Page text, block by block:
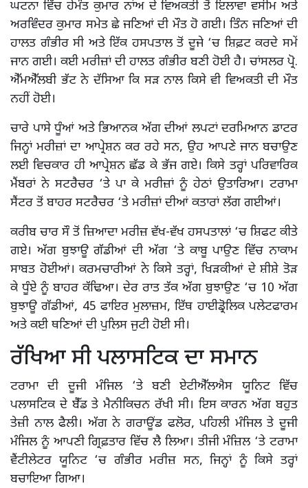
ਘਟਨਾ ਵਿੱਚ ਹੇਮੰਤ ਕੁਮਾਰ ਨਾਂਅ ਦੇ ਵਿਅਕਤੀ ਤੋਂ ਇਲਾਵਾ ਵਸੀਮ ਅਤੇ
ਅਰਵਿੰਦਰ ਕੁਮਾਰ ਸਮੇਤ ਛੇ ਜਣਿਆਂ ਦੀ ਮੌਤ ਹੋ ਗਈ। ਤਿੰਨ ਜਣਿਆਂ ਦੀ
ਹਾਲਤ ਗੰਭੀਰ ਸੀ ਅਤੇ ਇੱਕ ਹਸਪਤਾਲ ਤੋਂ ਦੂਜੇ ‘ਚ ਸ਼ਿਫ਼ਟ ਕਰਦੇ ਸਮੇਂ
ਜਾਨ ਗਈ। ਕਈ ਮਰੀਜ਼ਾਂ ਦੀ ਹਾਲਤ ਗੰਭੀਰ ਬਣੀ ਹੋਈ ਹੈ। ਚਾਂਸਲਰ ਪ੍ਰੋ.
ਐੱਮਐੱਲਬੀ ਭੱਟ ਨੇ ਦੱਸਿਆ ਕਿ ਸੜ ਨਾਲ ਕਿਸੇ ਵੀ ਵਿਅਕਤੀ ਦੀ ਮੌਤ
ਨਹੀਂ ਹੋਈ।
ਚਾਰੇ ਪਾਸੇ ਧੂੰਆਂ ਅਤੇ ਭਿਆਨਕ ਅੱਗ ਦੀਆਂ ਲਪਟਾਂ ਦਰਮਿਆਨ ਡਾਟਰ
ਜਿਨ੍ਹਾਂ ਮਰੀਜ਼ਾਂ ਦਾ ਆਪ੍ਰੇਸ਼ਨ ਕਰ ਰਹੇ ਸਨ, ਉਹ ਆਪਣੇ ਜਾਨ ਬਚਾਉਣ
ਲਈ ਵਿਚਕਾਰ ਹੀ ਆਪ੍ਰੇਸ਼ਨ ਛੱਡ ਕੇ ਭੱਜ ਗਏ। ਕਿਸੇ ਤਰ੍ਹਾਂ ਪਰਿਵਾਰਿਕ
ਮੈਂਬਰਾਂ ਨੇ ਸਟਰੈਚਰ ‘ਤੇ ਪਾ ਕੇ ਮਰੀਜ਼ਾਂ ਨੂੰ ਹੇਠਾਂ ਉਤਾਰਿਆ। ਟਰਾਮਾ
ਸੈਂਟਰ ਤੋਂ ਬਾਹਰ ਸਟਰੈਚਰ ‘ਤੇ ਮਰੀਜ਼ਾਂ ਦੀਆਂ ਕਤਾਰਾਂ ਲੱਗ ਗਈਆਂ।
ਕਰੀਬ ਚਾਰ ਸੌ ਤੋਂ ਜ਼ਿਆਦਾ ਮਰੀਜ਼ ਵੱਖ-ਵੱਖ ਹਸਪਤਾਲਾਂ ‘ਚ ਸ਼ਿਫਟ ਕੀਤੇ
ਗਏ। ਅੱਗ ਬੁਝਾਊ ਗੱਡੀਆਂ ਦੀ ਅੱਗ ‘ਤੇ ਕਾਬੂ ਪਾਉਣ ਵਿੱਚ ਨਾਕਾਮ
ਸਾਬਤ ਹੋਈਆਂ। ਕਰਮਚਾਰੀਆਂ ਨੇ ਕਿਸੇ ਤਰ੍ਹਾਂ, ਖਿੜਕੀਆਂ ਦੇ ਸ਼ੀਸ਼ੇ ਤੋੜ
ਕੇ ਧੂੰਏ ਨੂੰ ਬਾਹਰ ਕੱਢਿਆ। ਦੇਰ ਰਾਤ ਤੱਕ ਅੱਗ ਬੁਝਾਉਣ ‘ਚ 10 ਅੱਗ
ਬੁਝਾਊ ਗੱਡੀਆਂ, 45 ਫਾਇਰ ਮੁਲਾਜ਼ਮ, ਇੱਥ ਹਾਈਡ੍ਰੋਲਿਕ ਪਲੇਟਫਾਰਮ
ਅਤੇ ਕਈ ਥਣਿਆਂ ਦੀ ਪੁਲਿਸ ਜੁਟੀ ਹੋਈ ਸੀ।
ਰੱਖਿਆ ਸੀ ਪਲਾਸਟਿਕ ਦਾ ਸਮਾਨ
ਟਰਾਮਾ ਦੀ ਦੂਜੀ ਮੰਜਿਲ ‘ਤੇ ਬਣੀ ਏਟੀਐੱਲਐਸ ਯੂਨਿਟ ਵਿੱਚ
ਪਲਾਸਟਿਕ ਦੇ ਬੈੱਡ ਤੇ ਮੈਨੀਕਿਚਨ ਰੱਖੀ ਸੀ। ਇਸ ਕਾਰਨ ਅੱਗ ਬਹੁਤ
ਤੇਜ਼ੀ ਨਾਲ ਫੈਲੀ। ਅੱਗ ਨੇ ਗਰਾਊਂਡ ਫਲੋਰ, ਪਹਿਲੀ ਮੰਜਿਲ ਤੇ ਦੂਜੀ
ਮੰਜਿਲ ਨੂੰ ਆਪਣੀ ਗ੍ਰਿਫ਼ਤਾਰ ਵਿੱਚ ਲੈ ਲਿਆ। ਤੀਜੀ ਮੰਜ਼ਿਲ ‘ਤੇ ਟਰਾਮਾ
ਵੈਂਟੀਲੇਟਰ ਯੂਨਿਟ ‘ਚ ਗੰਭੀਰ ਮਰੀਜ਼ ਸਨ, ਜਿਨ੍ਹਾਂ ਨੂੰ ਕਿਸੇ ਤਰ੍ਹਾਂ
ਬਚਾਇਆ ਗਿਆ।